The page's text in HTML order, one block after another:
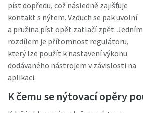
píst dopředu, což následně zajišťuje
kontakt s nýtem. Vzduch se pak uvolní
a pružina píst opět zatlačí zpět. Jedním
rozdílem je přítomnost regulátoru,
který lze použít k nastavení výkonu
dodávaného nástrojem v závislosti na
aplikaci.
K čemu se nýtovací opěry